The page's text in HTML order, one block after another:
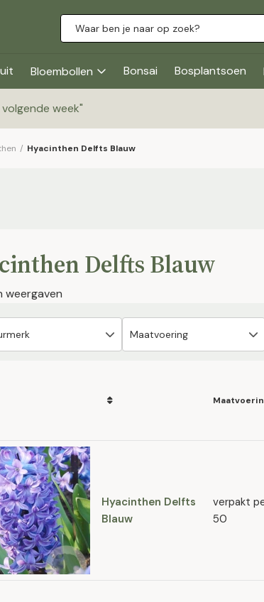
Bloembollen Bonsai Bosplantsoen
week"
/ Hyacinthen Delfts Blauw
Delfts Blauw
weergaven
Hyacinthen Delfts
Blauw
verpakt
50